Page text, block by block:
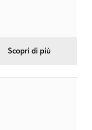
Scopri di più